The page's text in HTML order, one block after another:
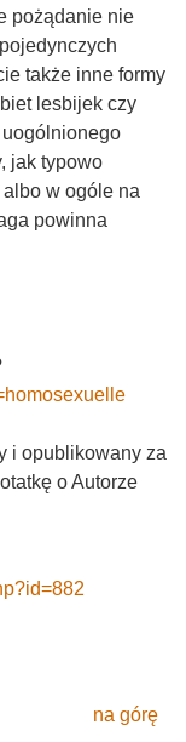
pożądanie nie
także inne formy
lesbijek czy
jak typowo
w ogóle na
powinna
i opublikowany za
o Autorze
na górę